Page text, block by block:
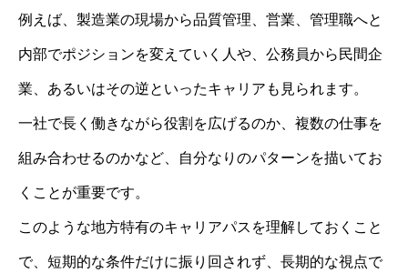
例えば、製造業の現場から品質管理、営業、管理職へと
内部でポジションを変えていく人や、公務員から民間企
業、あるいはその逆といったキャリアも見られます。
一社で長く働きながら役割を広げるのか、複数の仕事を
組み合わせるのかなど、自分なりのパターンを描いてお
くことが重要です。
このような地方特有のキャリアパスを理解しておくこと
で、短期的な条件だけに振り回されず、長期的な視点で